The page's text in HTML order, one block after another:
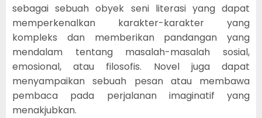
sebagai sebuah obyek seni literasi yang dapat
memperkenalkan karakter-karakter yang
kompleks dan memberikan pandangan yang
mendalam tentang masalah-masalah sosial,
emosional, atau filosofis. Novel juga dapat
menyampaikan sebuah pesan atau membawa
pembaca pada perjalanan imaginatif yang
menakjubkan.